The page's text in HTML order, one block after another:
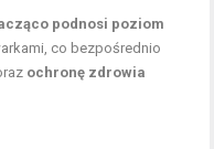
podnosi poziom
co bezpośrednio
ochronę zdrowia